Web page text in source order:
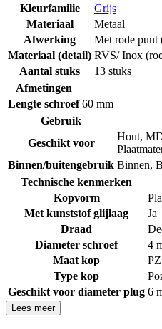
Kleurfamilie
Grijs
Materiaal
Metaal
Afwerking
Met rode punt
Materiaal (detail) RVS/ Inox
Aantal stuks
13 stuks
Afmetingen
Lengte schroef 60 mm
Gebruik
Geschikt voor
Hout,
Binnen/buitengebruik Binnen,
Technische kenmerken
Kopvorm
Met kunststof glijlaag
Ja
Draad
Diameter schroef
4
Maat kop
Type kop
Geschikt voor diameter plug 6
Lees meer